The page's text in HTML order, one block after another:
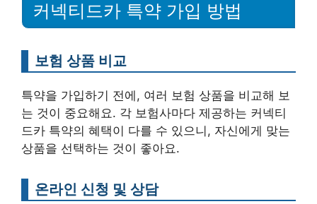
커넥티드카 특약 가입 방법
보험 상품 비교
특약을 가입하기 전에, 여러 보험 상품을 비교해 보
는 것이 중요해요. 각 보험사마다 제공하는 커넥티
드카 특약의 혜택이 다를 수 있으니, 자신에게 맞는
상품을 선택하는 것이 좋아요.
온라인 신청 및 상담